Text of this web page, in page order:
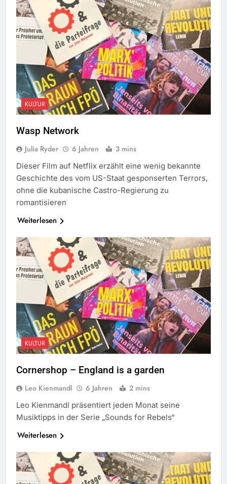
KULTUR
Wasp Network
Julia Ryder 6 Jahren 3 mins
Dieser Film auf Netflix erzählt eine wenig bekannte
Geschichte des vom US-Staat gesponserten Terrors,
ohne die kubanische Castro-Regierung zu
romantisieren
Weiterlesen
KULTUR
Cornershop – England is a garden
Leo Kienmandl 6 Jahren 2 mins
Leo Kienmandl präsentiert jeden Monat seine
Musiktipps in der Serie „Sounds for Rebels“
Weiterlesen